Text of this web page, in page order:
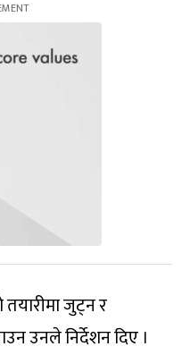
जुट्न र
उनले निर्देशन दिए ।